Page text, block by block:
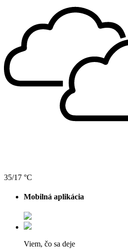
35/17 °C
Mobilná aplikácia
Viem, čo sa deje